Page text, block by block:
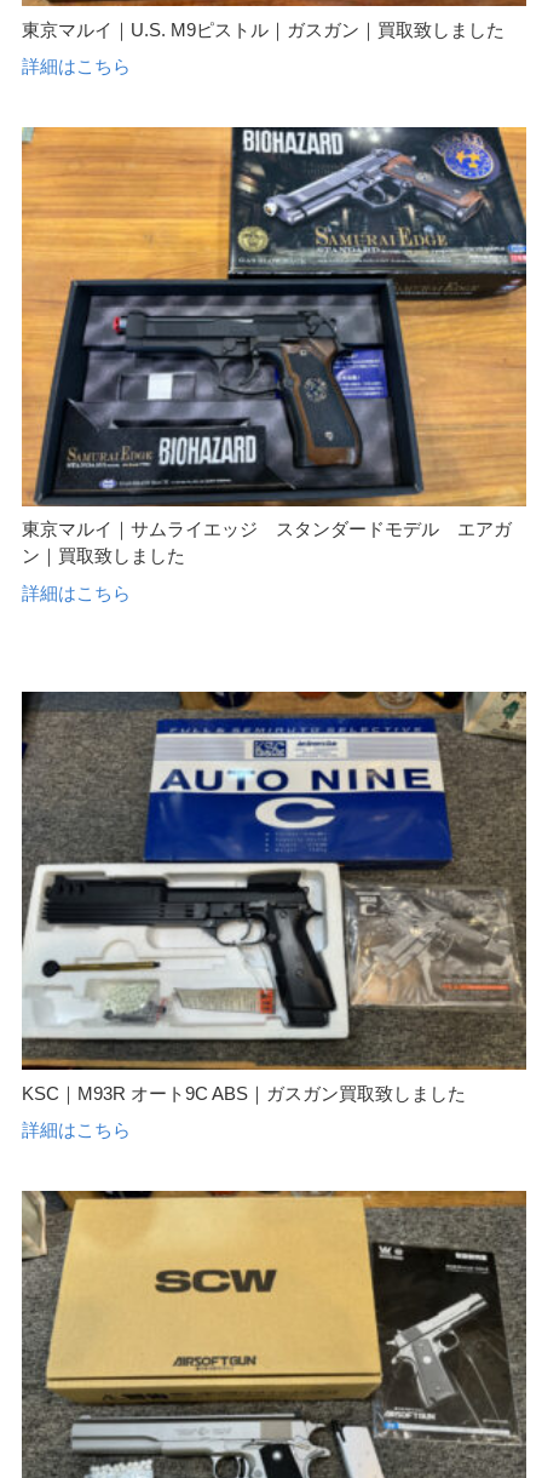
東京マルイ｜U.S. M9ピストル｜ガスガン｜買取致しました
詳細はこちら
東京マルイ｜サムライエッジ スタンダードモデル エアガ
ン｜買取致しました
詳細はこちら
KSC｜M93R オート9C ABS｜ガスガン買取致しました
詳細はこちら